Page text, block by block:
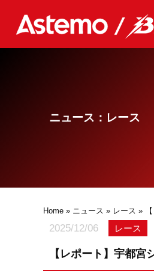
ニュース：レース
Home » ニュース » レース »
2025/12/06 レース
【レポート】宇都